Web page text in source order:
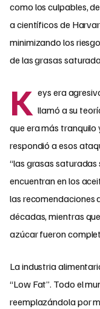
como los culpables,
a científicos de
minimizando los
de las grasas
K eys era
llamó a su
que era más
respondió a esos
“las grasas
encuentran en los
las recomendaciones
décadas, mientras
azúcar fueron
La industria
“Low Fat”. Todo el
reemplazándola por